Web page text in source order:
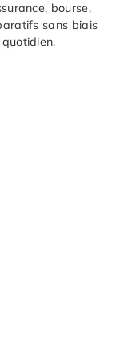
bourse,
sans biais